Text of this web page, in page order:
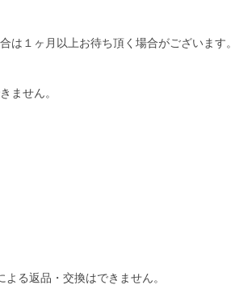
１ヶ月以上お待ち頂く場合がございます。
ません。
る返品・交換はできません。